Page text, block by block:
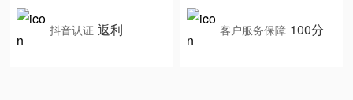
抖音认证 返利 客户服务保障 100分